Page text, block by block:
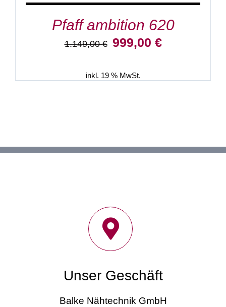
Pfaff ambition 620
1.149,00€ Ursprünglicher
1.149,00 €
999,00 €Aktueller
inkl. 19 % MwSt.
Unser Geschäft
Balke Nähtechnik GmbH